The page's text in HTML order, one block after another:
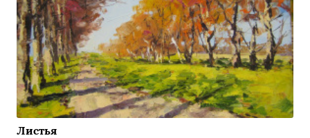
Листья